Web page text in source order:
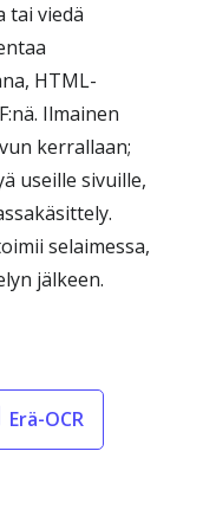
tai viedä
HTML-
Ilmainen
kerrallaan;
useille sivuille,
selaimessa,
jälkeen.
Erä-OCR